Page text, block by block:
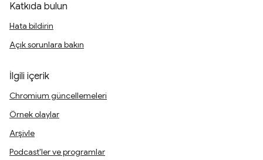
Katkıda bulun
Hata bildirin
Açık sorunlara bakın
İlgili içerik
Chromium güncellemeleri
Örnek olaylar
Arşivle
Podcast'ler ve programlar